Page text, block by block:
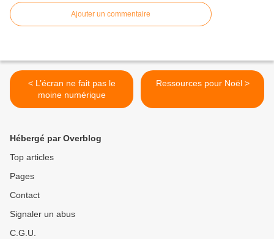
Ajouter un commentaire
< L’écran ne fait pas le
moine numérique
Ressources pour Noël >
Hébergé par Overblog
Top articles
Pages
Contact
Signaler un abus
C.G.U.